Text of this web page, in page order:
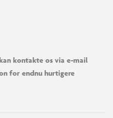
kontakte os via e-mail
for endnu hurtigere